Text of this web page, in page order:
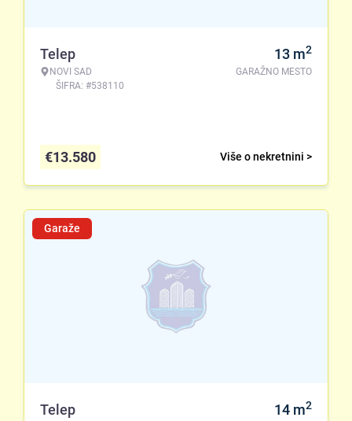
Telep
NOVI SAD
ŠIFRA: #538110
13 m2
GARAŽNO MESTO
Više o nekretnini >
€13.580
Garaže
Telep 14 m2